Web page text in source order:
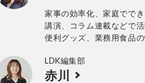
家事の効率化、家庭でで
講演、コラム連載などで
便利グッズ、業務用食品
もち、家庭で安全に健康
の講演も多数開催。
LDK編集部
赤川